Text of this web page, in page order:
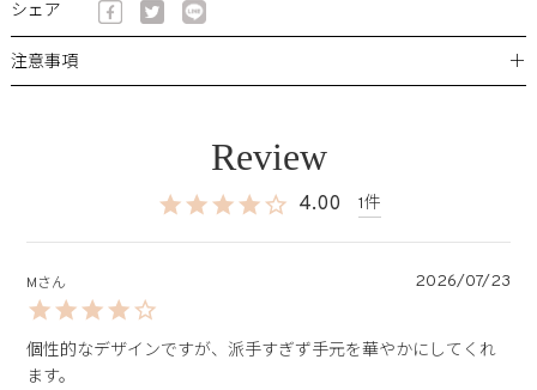
シェア
注意事項 ＋
4.00 1
M 2026/07/23
個性的なデザインですが、派手すぎず手元を華やかにしてくれ
ます。